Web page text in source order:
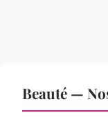
Beauté —